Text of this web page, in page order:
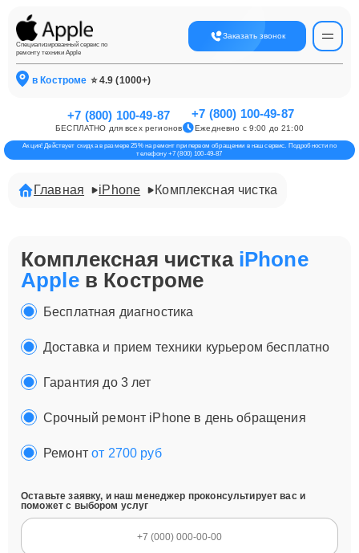
Специализированный сервис по
ремонту техники Apple
Заказать звонок
в Костроме ⭐ 4.9 (1000+)
+7 (800) 100-49-87
БЕСПЛАТНО для всех регионов
+7 (800) 100-49-87
Ежедневно с 9:00 до 21:00
Акция! Действует скидка в размере 25% на ремонт при первом обращении в наш сервис. Подробности по
телефону +7 (800) 100-49-87
Главная iPhone Комплексная чистка
Комплексная чистка iPhone
Appleв Костроме
Бесплатная диагностика
Доставка и прием техники курьером бесплатно
Гарантия до 3 лет
Срочный ремонт iPhone в день обращения
Ремонтот 2700 руб
Оставьте заявку, и наш менеджер проконсультирует вас и
поможет с выбором услуг